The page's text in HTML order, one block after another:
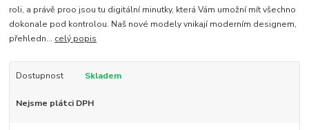
roli, a právě proo jsou tu digitální minutky, která Vám umožní mít všechno
dokonale pod kontrolou. Naš nové modely vnikají moderním designem,
přehledn... celý popis
Dostupnost Skladem
Nejsme plátci DPH